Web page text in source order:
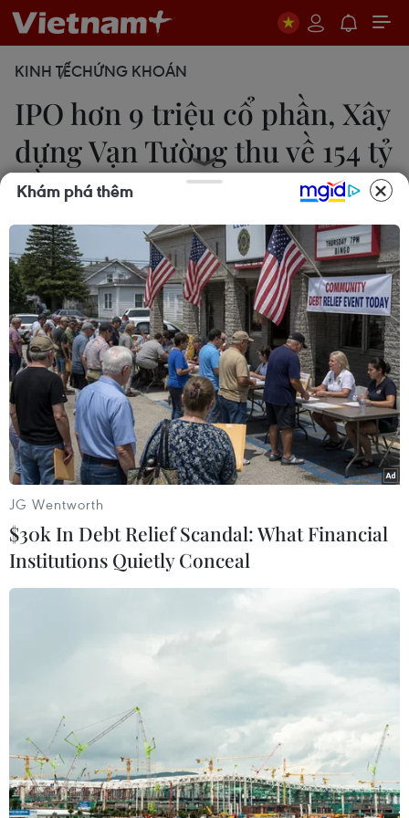
KINH TẾCHỨNG KHOÁN
IPO hơn 9 triệu cổ phần, Xây
dựng Vạn Tường thu về 154 tỷ
đồng
Linh Chi
18/04/2018 07:37
Công ty Đầu tư Xây dựng Vạn Tường đã tổ chức
chào bán cổ phần lần đầu ra công chúng hơn 9,4
triệu cổ phần, tương đương 59,97% vốn điều lệ.
Công ty Đầu tư Xây dựng Vạn Tường đã tổ chức
chào bán cổ phần lần đầu ra công chúng (IPO)
hơn 9,4 triệu cổ phần, tương đương 59,97% vốn
Khám phá thêm
JG Wentworth
$30k In Debt Relief Scandal: What Financial
Institutions Quietly Conceal